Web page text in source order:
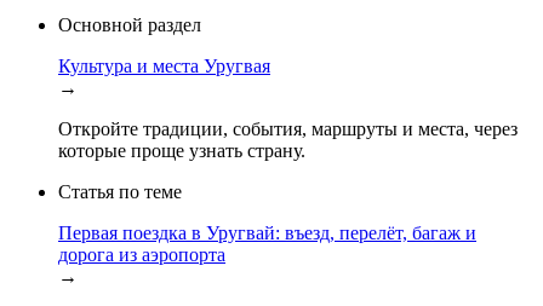
Основной раздел
Культура и места Уругвая
→
Откройте традиции, события, маршруты и места, через
которые проще узнать страну.
Статья по теме
Первая поездка в Уругвай: въезд, перелёт, багаж и
дорога из аэропорта
→